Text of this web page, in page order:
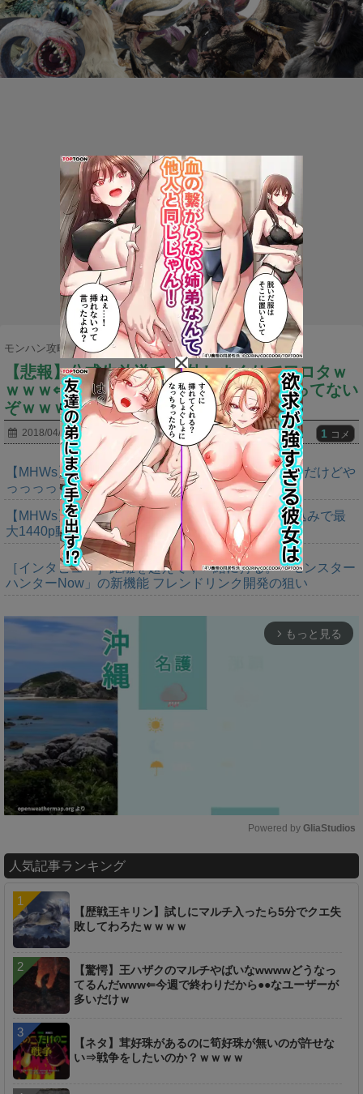
モンハン攻略まとめ隊 > マルチプレイ >
【悲報】公式生放送で●●外しまくりでワロタｗ
ｗｗｗ⇐そうは言っても俺も未だに分かってない
ぞｗｗｗｗ
2018/04/26 1 コメ
【MHWs】ゴールドエディションの値段今知ったんだけどや
っっっっっっすwwwww
【MHWs】「Switch2版モンハンワイルズはDLSS込みで最
大1440p動作」
［インタビュー］距離を超えて，一緒に狩る。「モンスター
ハンターNow」の新機能 フレンドリンク開発の狙い
arrow_forward_ios もっと見る
u
e
Powered by GliaStudios
人気記事ランキング
【歴戦王キリン】試しにマルチ入ったら5分でクエ失
敗してわろたｗｗｗｗ
【驚愕】王ハザクのマルチやばいなwwwwどうなっ
てるんだwww⇐今週で終わりだから●●なユーザーが
多いだけｗ
【ネタ】茸好珠があるのに筍好珠が無いのが許せな
い⇒戦争をしたいのか？ｗｗｗｗ